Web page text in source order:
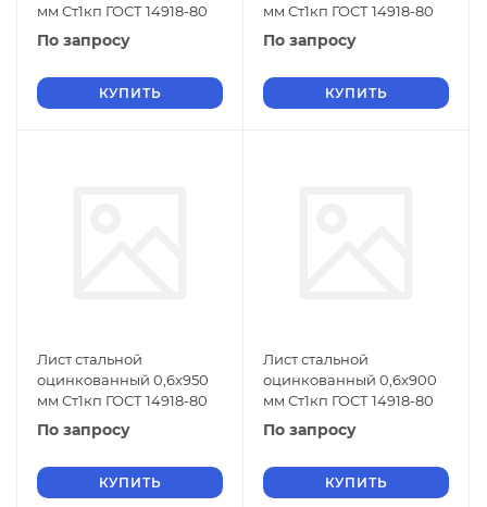
мм Ст1кп ГОСТ 14918-80
По запросу
КУПИТЬ
мм Ст1кп ГОСТ 14918-80
По запросу
КУПИТЬ
Лист стальной
оцинкованный 0,6х950
мм Ст1кп ГОСТ 14918-80
По запросу
КУПИТЬ
Лист стальной
оцинкованный 0,6х900
мм Ст1кп ГОСТ 14918-80
По запросу
КУПИТЬ